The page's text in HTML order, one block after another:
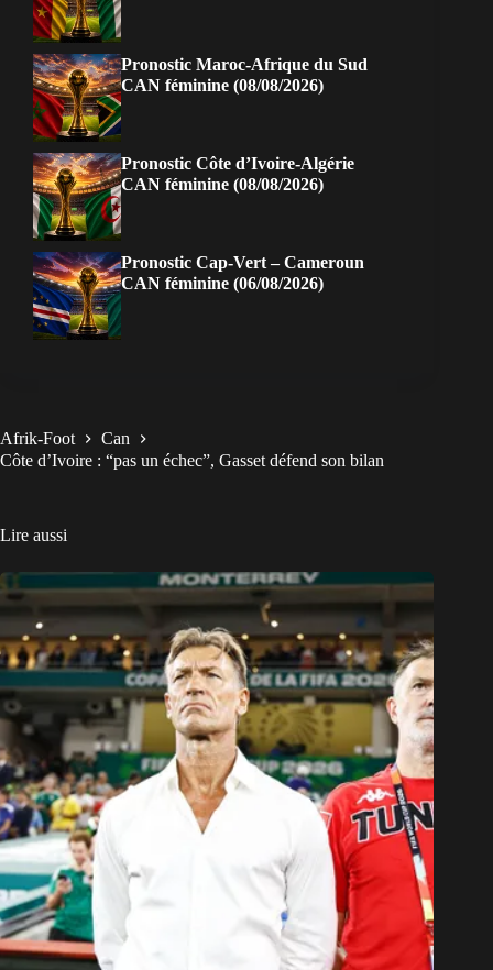
Pronostic Maroc-Afrique du Sud
CAN féminine (08/08/2026)
Pronostic Côte d’Ivoire-Algérie
CAN féminine (08/08/2026)
Pronostic Cap-Vert – Cameroun
CAN féminine (06/08/2026)
Afrik-Foot
Can
Côte d’Ivoire : “pas un échec”, Gasset défend son bilan
Lire aussi